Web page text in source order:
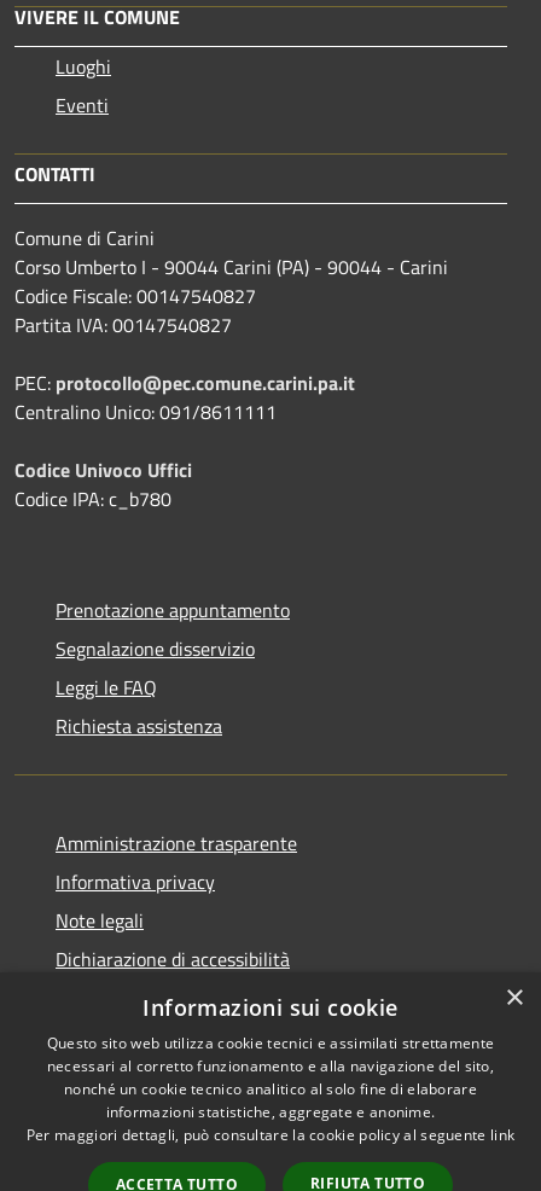
VIVERE IL COMUNE
Luoghi
Eventi
CONTATTI
Comune di Carini
Corso Umberto I - 90044 Carini (PA) - 90044 - Carini
Codice Fiscale: 00147540827
Partita IVA: 00147540827
PEC: protocollo@pec.comune.carini.pa.it
Centralino Unico: 091/8611111
Codice Univoco Uffici
Codice IPA: c_b780
Prenotazione appuntamento
Segnalazione disservizio
Leggi le FAQ
Richiesta assistenza
Amministrazione trasparente
Informativa privacy
Note legali
Dichiarazione di accessibilità
Privacy e protezione dei dati
Accessibilità
Copyright © 2026 • Comune di
Carini • Powered by
Municipium• Accesso
×
Informazioni sui cookie
Questo sito web utilizza cookie tecnici e assimilati strettamente
necessari al corretto funzionamento e alla navigazione del sito,
nonché un cookie tecnico analitico al solo fine di elaborare
informazioni statistiche, aggregate e anonime.
Per maggiori dettagli, può consultare la cookie policy al seguente link
ACCETTA TUTTO RIFIUTA TUTTO